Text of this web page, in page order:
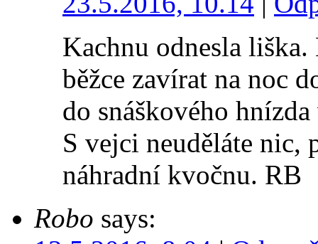
Kachnu odnesla
běžce zavírat na noc
do snáškového
S vejci neuděláte nic,
náhradní kvočnu. RB
Robo says: